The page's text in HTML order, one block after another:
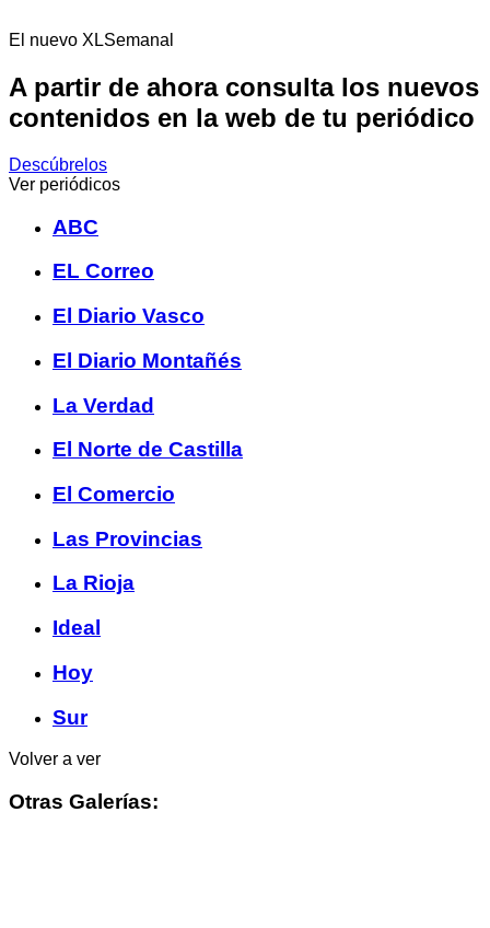
El nuevo XLSemanal
A partir de ahora consulta los nuevos
contenidos en la web de tu periódico
Descúbrelos
Ver periódicos
ABC
EL Correo
El Diario Vasco
El Diario Montañés
La Verdad
El Norte de Castilla
El Comercio
Las Provincias
La Rioja
Ideal
Hoy
Sur
Volver a ver
Otras Galerías: